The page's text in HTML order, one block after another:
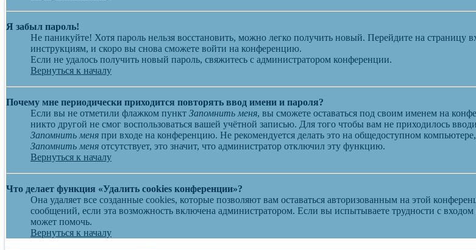
Я забыл пароль!
Не паникуйте! Хотя пароль нельзя восстановить, можно легко получить новый. Перейдите на страницу
инструкциям, и скоро вы снова сможете войти на конференцию.
Если не удалось получить новый пароль, свяжитесь с администратором конференции.
Вернуться к началу
Почему мне периодически приходится повторять ввод имени и пароля?
Если вы не отметили флажком пункт Запомнить меня, вы сможете оставаться под своим именем на
никто другой не смог воспользоваться вашей учётной записью. Для того чтобы вам не приходилось
Запомнить меня при входе на конференцию. Не рекомендуется делать это на общедоступном
Запомнить меня отсутствует, это значит, что администратор отключил эту функцию.
Вернуться к началу
Что делает функция «Удалить cookies конференции»?
Она удаляет все созданные cookies, которые позволяют вам оставаться авторизованным на этой
сообщений, если эта возможность включена администратором. Если вы испытываете трудности с
может помочь.
Вернуться к началу